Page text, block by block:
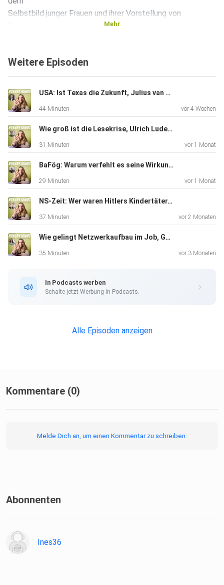
Selbstbild junger Frauen und ihrer Vorstellung von
Schwerpunkt Kinder- und Jugendmedien in Zürich und ist
den Hype um Dark Romance und Romantasy.
Mehr
Weitere Episoden
USA: Ist Texas die Zukunft, Julius van de Laar?
44 Minuten vor 4 Wochen
Wie groß ist die Lesekrise, Ulrich Ludewig?
31 Minuten vor 1 Monat
BaFög: Warum verfehlt es seine Wirkung, Ulrich Müller?
29 Minuten vor 1 Monat
NS-Zeit: Wer waren Hitlers Kindertäter, Frank Bajohr?
37 Minuten vor 2 Monaten
Wie gelingt Netzwerkaufbau im Job, Gaby Wasensteiner?
35 Minuten vor 3 Monaten
In Podcasts werben
Schalte jetzt Werbung in Podcasts.
Alle Episoden anzeigen
Kommentare (0)
Melde Dich an, um einen Kommentar zu schreiben.
Abonnenten
Ines36